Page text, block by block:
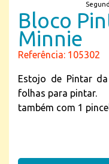
Bloco
Minnie
Referência: 105302
Estojo de Pintar
folhas para pintar.
também com 1